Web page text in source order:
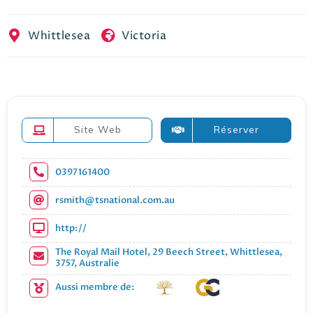
FR
Whittlesea Victoria
Site Web Réserver
0397161400
rsmith@tsnational.com.au
http://
The Royal Mail Hotel, 29 Beech Street, Whittlesea,
3757, Australie
Aussi membre de: